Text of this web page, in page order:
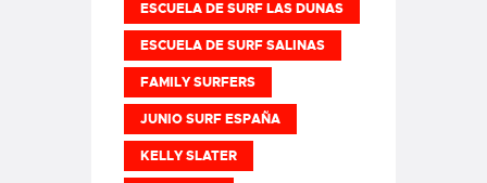
ESCUELA DE SURF LAS DUNAS
ESCUELA DE SURF SALINAS
FAMILY SURFERS
JUNIO SURF ESPAÑA
KELLY SLATER